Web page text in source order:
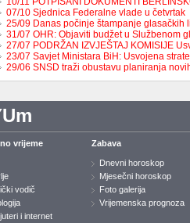
07/10 Sjednica Federalne vlade u četvrtak
25/09 Danas počinje štampanje glasačkih
31/07 OHR: Objaviti budžet u Službenom
27/07 PODRŽAN IZVJEŠTAJ KOMISIJE
23/07 Savjet Ministara BiH: Usvojena
29/06 SNSD traži obustavu planiranja
vrijeme
vodič
i internet
Zabava
Dnevni horoskop
Mjesečni horoskop
Foto galerija
Vrijemenska prognoza